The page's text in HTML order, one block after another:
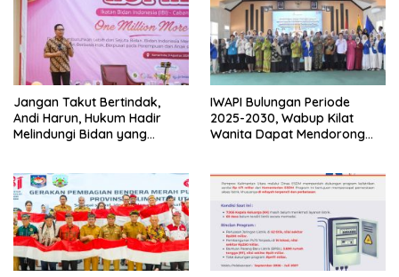
Jangan Takut Bertindak,
Andi Harun, Hukum Hadir
Melindungi Bidan yang
IWAPI Bulungan Periode
2025-2030, Wabup Kilat
Wanita Dapat Mendorong